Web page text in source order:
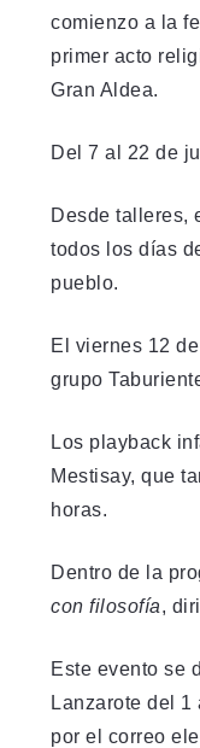
comienzo a la
primer acto
Gran Aldea.
Del 7 al 22 de
Desde talleres,
todos los días
pueblo.
El viernes 12
grupo
Los playback
Mestisay, que
horas.
Dentro de la
con filosofía,
Este evento se
Lanzarote del
por el correo